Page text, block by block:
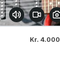
Kr. 4.000